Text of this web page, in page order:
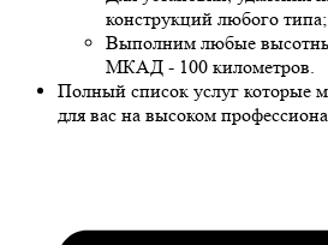
конструкций любого типа;
Выполним любые
МКАД - 100 километров.
Полный список услуг которые
для вас на высоком